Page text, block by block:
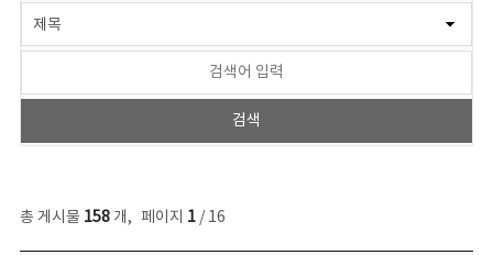
총 게시물 158개, 페이지 1/ 16
콘텐츠이슈 목록 - 번호, 제목, 작성자, 파일, 조회수, 작성일 정보 제공